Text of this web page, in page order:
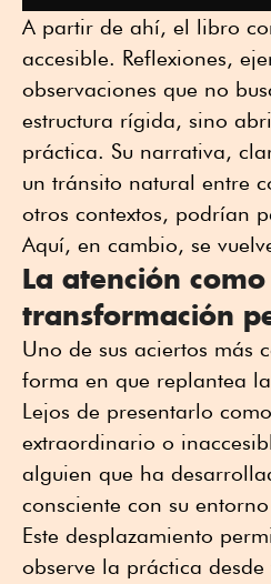
A partir de ahí, el libro
accesible. Reflexiones,
observaciones que no
estructura rígida, sino
práctica. Su narrativa,
un tránsito natural entre
otros contextos, podrían
Aquí, en cambio, se
La atención
transformación
Uno de sus aciertos más
forma en que replantea
Lejos de presentarlo
extraordinario o
alguien que ha
consciente con su
Este desplazamiento
observe la práctica